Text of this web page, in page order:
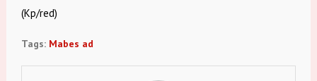
(Kp/red)
Tags: Mabes ad